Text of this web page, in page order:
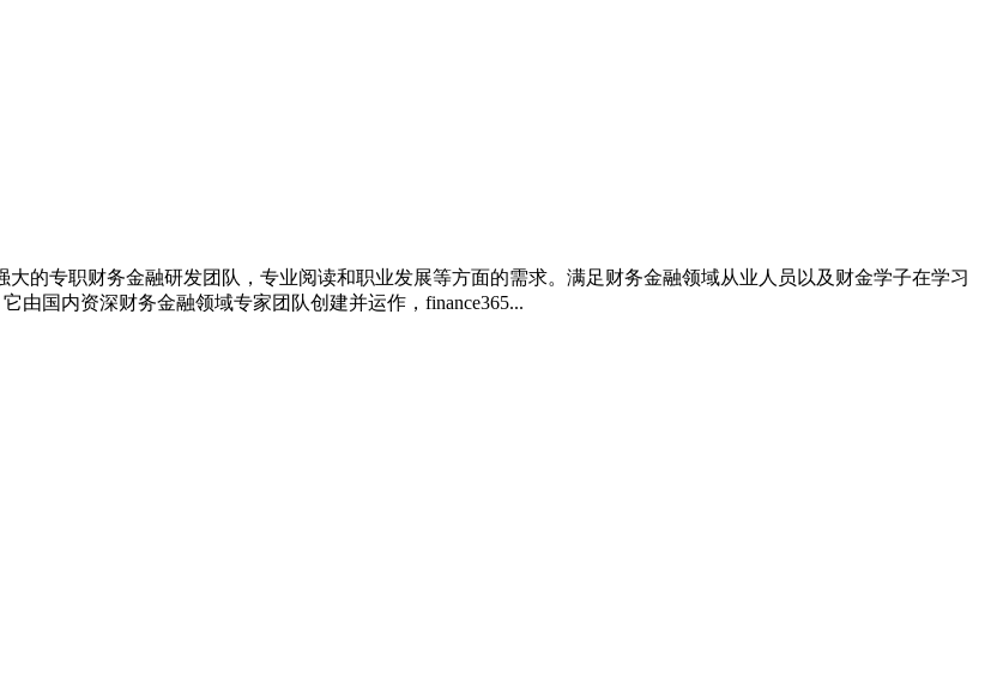
的专职财务金融研发团队，专业阅读和职业发展等方面的需求。满足财务金融领域从业人员以及财金学子在学习
由国内资深财务金融领域专家团队创建并运作，finance365...